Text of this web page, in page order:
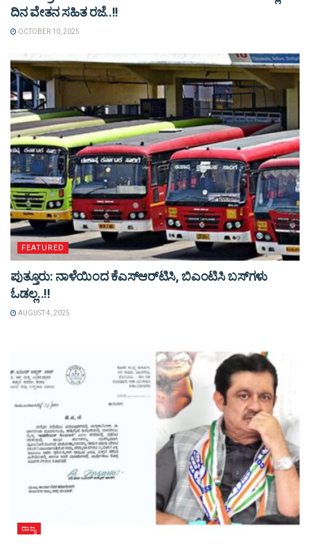
ದಿನ ವೇತನ ಸಹಿತ ರಜೆ..!!
OCTOBER 10, 2025
FEATURED
ಪುತ್ತೂರು: ನಾಳೆಯಿಂದ ಕೆಎಸ್​ಆರ್​ಟಿಸಿ, ಬಿಎಂಟಿಸಿ ಬಸ್​ಗಳು​
ಓಡಲ್ಲ..!!
AUGUST 4, 2025
ರಾಜ್ಯ